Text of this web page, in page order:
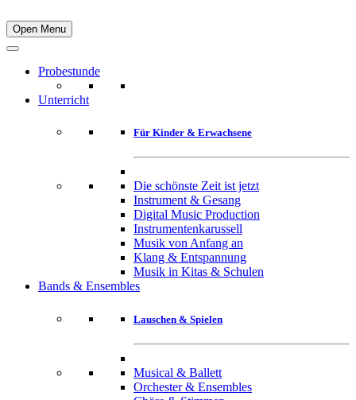
Open Menu
Probestunde
Unterricht
Für Kinder & Erwachsene
Die schönste Zeit ist jetzt
Instrument & Gesang
Digital Music Production
Instrumentenkarussell
Musik von Anfang an
Klang & Entspannung
Musik in Kitas & Schulen
Bands & Ensembles
Lauschen & Spielen
Musical & Ballett
Orchester & Ensembles